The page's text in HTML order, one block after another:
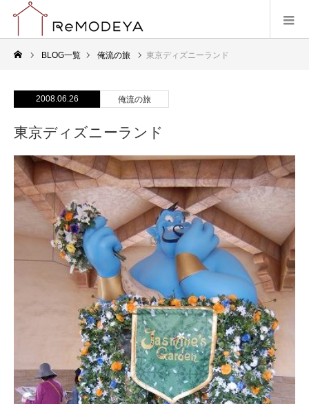
BLOG一覧 俺流の旅 東京ディズニーランド
2008.06.26 俺流の旅
東京ディズニーランド